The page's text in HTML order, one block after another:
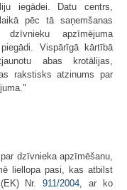
iegādei. Datu centrs,
pēc tā saņemšanas
apzīmējuma
Vispārīgā kārtībā
abas krotālijas,
rakstisks atzinums par
dzīvnieka apzīmēšanu,
liellopa pasi, kas atbilst
(EK) Nr.911/2004 , ar ko